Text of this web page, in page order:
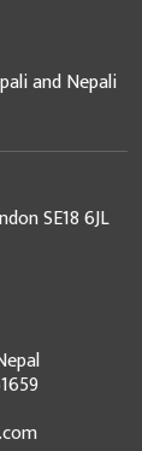
and Nepali
SE18 6JL